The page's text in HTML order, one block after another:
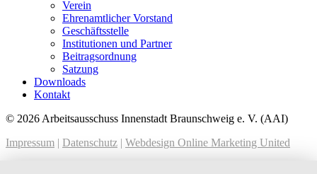
Verein
Ehrenamtlicher Vorstand
Geschäftsstelle
Institutionen und Partner
Beitragsordnung
Satzung
Downloads
Kontakt
© 2026 Arbeitsausschuss Innenstadt Braunschweig e. V. (AAI)
Impressum | Datenschutz | Webdesign Online Marketing United